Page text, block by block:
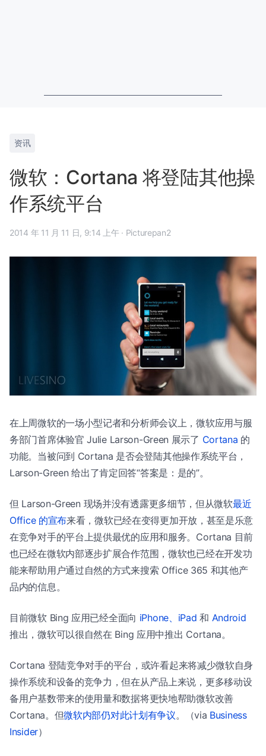
资讯
微软：Cortana 将登陆其他操
作系统平台
2014 年 11 月 11 日, 9:14 上午 · Picturepan2
在上周微软的一场小型记者和分析师会议上，微软应用与服
务部门首席体验官 Julie Larson-Green 展示了 Cortana 的
功能。当被问到 Cortana 是否会登陆其他操作系统平台，
Larson-Green 给出了肯定回答“答案是：是的”。
但 Larson-Green 现场并没有透露更多细节，但从微软最近
Office 的宣布来看，微软已经在变得更加开放，甚至是乐意
在竞争对手的平台上提供最优的应用和服务。Cortana 目前
也已经在微软内部逐步扩展合作范围，微软也已经在开发功
能来帮助用户通过自然的方式来搜索 Office 365 和其他产
品内的信息。
目前微软 Bing 应用已经全面向 iPhone、iPad 和 Android
推出，微软可以很自然在 Bing 应用中推出 Cortana。
Cortana 登陆竞争对手的平台，或许看起来将减少微软自身
操作系统和设备的竞争力，但在从产品上来说，更多移动设
备用户基数带来的使用量和数据将更快地帮助微软改善
Cortana。但微软内部仍对此计划有争议。（via Business
Insider）